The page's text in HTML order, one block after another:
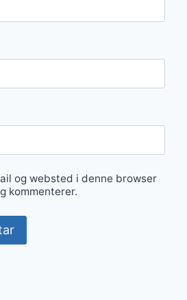
og websted i denne browser
kommenterer.